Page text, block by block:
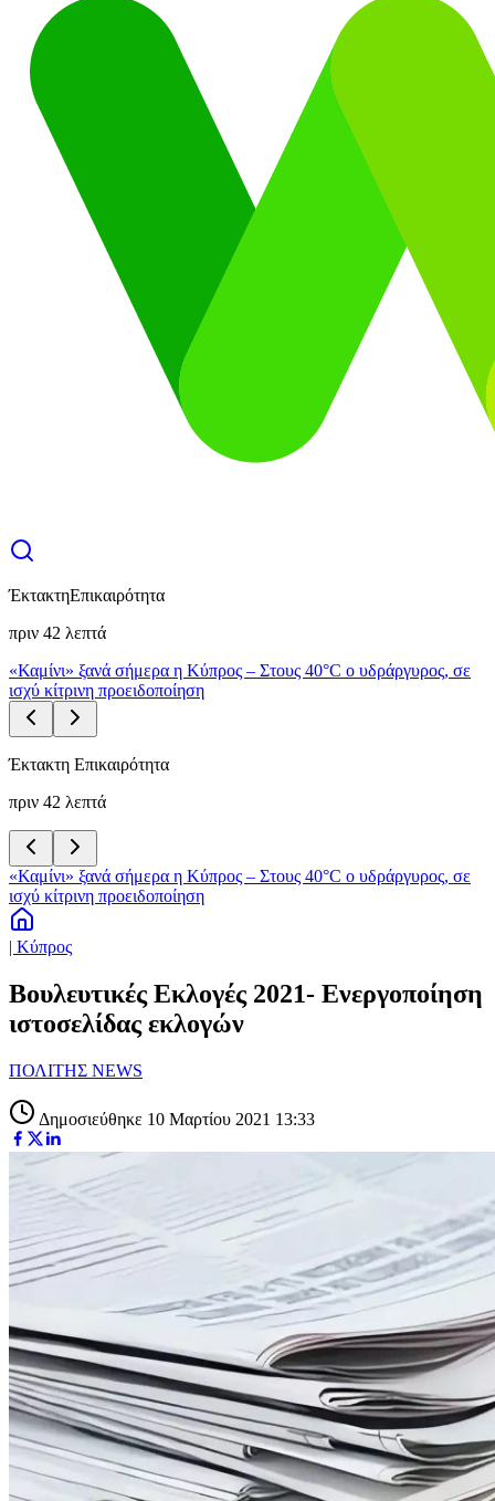
ΈκτακτηΕπικαιρότητα
πριν 42 λεπτά
«Καμίνι» ξανά σήμερα η Κύπρος – Στους 40°C ο υδράργυρος, σε
ισχύ κίτρινη προειδοποίηση
Έκτακτη Επικαιρότητα
πριν 42 λεπτά
«Καμίνι» ξανά σήμερα η Κύπρος – Στους 40°C ο υδράργυρος, σε
ισχύ κίτρινη προειδοποίηση
| Κύπρος
Βουλευτικές Εκλογές 2021- Ενεργοποίηση
ιστοσελίδας εκλογών
ΠΟΛΙΤΗΣ NEWS
Δημοσιεύθηκε 10 Μαρτίου 2021 13:33